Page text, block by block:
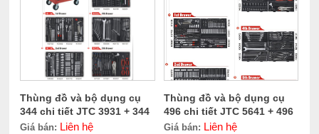
Thùng đồ và bộ dụng cụ
344 chi tiết JTC 3931 + 344
Giá bán: Liên hệ
Thùng đồ và bộ dụng cụ
496 chi tiết JTC 5641 + 496
Giá bán: Liên hệ